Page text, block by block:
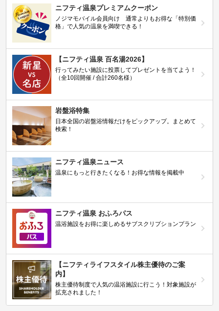
ニフティ温泉プレミアムクーポン
ノジマモバイル会員向け 通常よりもお得な「特別価
格」で人気の温泉を満喫できる！
【ニフティ温泉 百名湯2026】
行ってみたい施設に投票してプレゼントを当てよう！
（全10回開催 / 合計260名様）
岩盤浴特集
日本全国の岩盤浴情報だけをピックアップ。まとめて
検索！
ニフティ温泉ニュース
温泉にもっと行きたくなる！お得な情報を掲載中
ニフティ温泉 おふろパス
温浴施設をお得に楽しめるサブスクリプションプラン
【ニフティライフスタイル株主優待のご案
内】
株主優待制度で人気の温浴施設に行こう！対象施設が
拡充されました！